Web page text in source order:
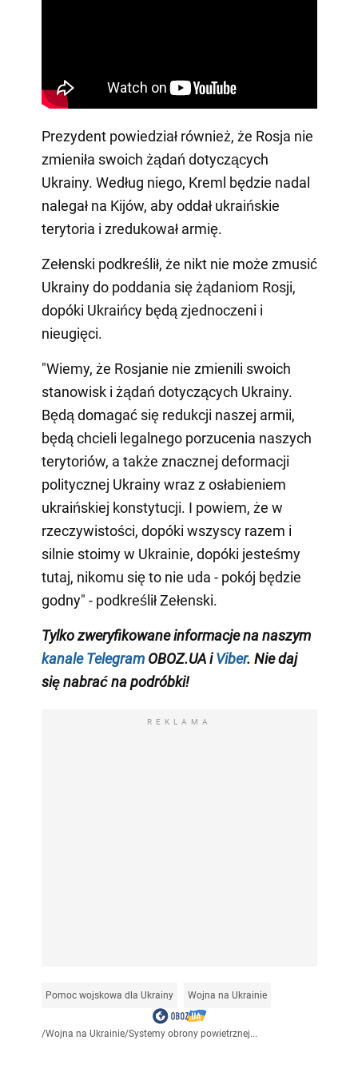
Prezydent powiedział również, że Rosja nie
zmieniła swoich żądań dotyczących
Ukrainy. Według niego, Kreml będzie nadal
nalegał na Kijów, aby oddał ukraińskie
terytoria i zredukował armię.
Zełenski podkreślił, że nikt nie może zmusić
Ukrainy do poddania się żądaniom Rosji,
dopóki Ukraińcy będą zjednoczeni i
nieugięci.
"Wiemy, że Rosjanie nie zmienili swoich
stanowisk i żądań dotyczących Ukrainy.
Będą domagać się redukcji naszej armii,
będą chcieli legalnego porzucenia naszych
terytoriów, a także znacznej deformacji
politycznej Ukrainy wraz z osłabieniem
ukraińskiej konstytucji. I powiem, że w
rzeczywistości, dopóki wszyscy razem i
silnie stoimy w Ukrainie, dopóki jesteśmy
tutaj, nikomu się to nie uda - pokój będzie
godny" - podkreślił Zełenski.
Tylko zweryfikowane informacje na naszym
kanale TelegramOBOZ.UA iViber. Nie daj
się nabrać na podróbki!
REKLAMA
Pomoc wojskowa dla Ukrainy Wojna na Ukrainie
/Wojna na Ukrainie/Systemy obrony powietrznej...